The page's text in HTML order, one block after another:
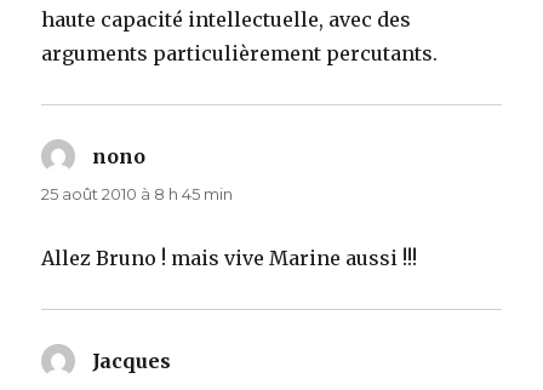
haute capacité intellectuelle, avec des
arguments particulièrement percutants.
nono
25 août 2010 à 8 h 45 min
Allez Bruno ! mais vive Marine aussi !!!
Jacques